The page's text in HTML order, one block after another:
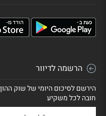
הרשמה לדיוור
הירשם לסיכום היומי של שוק
חובה לכל משקיע